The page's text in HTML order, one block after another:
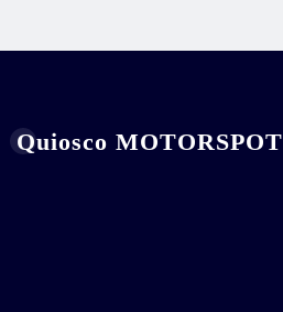
Quiosco MOTORSPOT